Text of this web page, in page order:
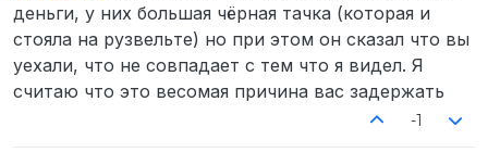
деньги, у них большая чёрная тачка (которая и
стояла на рузвельте) но при этом он сказал что вы
уехали, что не совпадает с тем что я видел. Я
считаю что это весомая причина вас задержать
-1